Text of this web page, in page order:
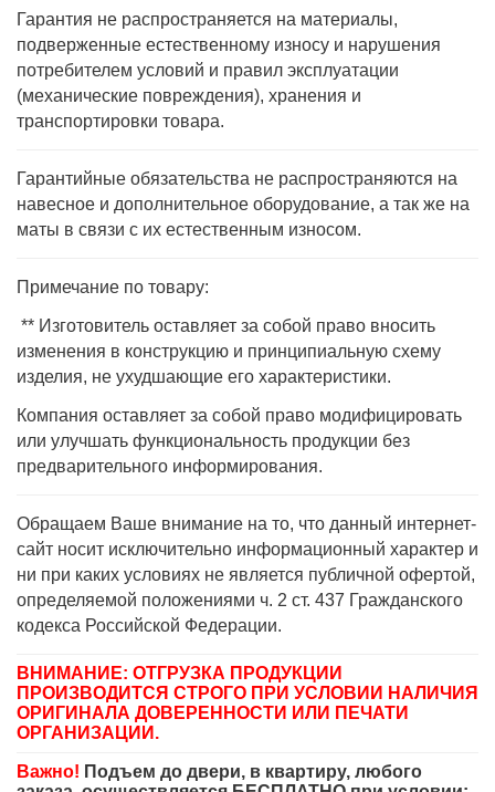
Гарантия не распространяется на материалы,
подверженные естественному износу и нарушения
потребителем условий и правил эксплуатации
(механические повреждения), хранения и
транспортировки товара.
Гарантийные обязательства не распространяются на
навесное и дополнительное оборудование, а так же на
маты в связи с их естественным износом.
Примечание по товару:
** Изготовитель оставляет за собой право вносить
изменения в конструкцию и принципиальную схему
изделия, не ухудшающие его характеристики.
Компания оставляет за собой право модифицировать
или улучшать функциональность продукции без
предварительного информирования.
Обращаем Ваше внимание на то, что данный интернет-
сайт носит исключительно информационный характер и
ни при каких условиях не является публичной офертой,
определяемой положениями ч. 2 ст. 437 Гражданского
кодекса Российской Федерации.
ВНИМАНИЕ: ОТГРУЗКА ПРОДУКЦИИ
ПРОИЗВОДИТСЯ СТРОГО ПРИ УСЛОВИИ НАЛИЧИЯ
ОРИГИНАЛА ДОВЕРЕННОСТИ ИЛИ ПЕЧАТИ
ОРГАНИЗАЦИИ.
Важно! Подъем до двери, в квартиру, любого